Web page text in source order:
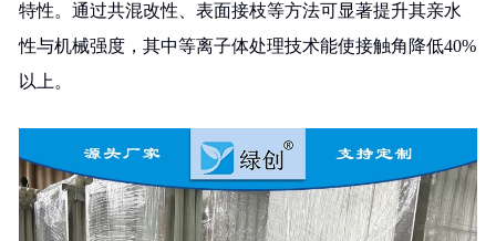
特性。通过共混改性、表面接枝等方法可显著提升其亲水
性与机械强度，其中等离子体处理技术能使接触角降低40%
以上。